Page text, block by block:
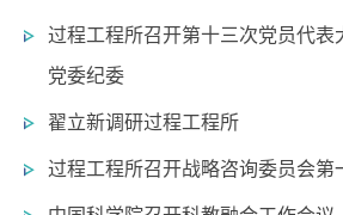
过程工程所召开第十三次党员代表
党委纪委
翟立新调研过程工程所
过程工程所召开战略咨询委员会第